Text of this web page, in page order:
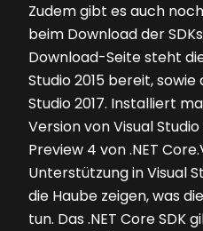
Zudem gibt es auch
beim Download der
Download-Seite steht
Studio 2015 bereit, sowie
Studio 2017. Installiert
Version von Visual
Preview 4 von .NET
Unterstützung in Visual
die Haube zeigen, was
tun. Das .NET Core SDK